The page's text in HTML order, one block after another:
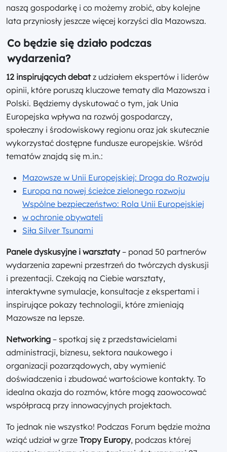
naszą gospodarkę i co możemy zrobić, aby kolejne
lata przyniosły jeszcze więcej korzyści dla Mazowsza.
Co będzie się działo podczas
wydarzenia?
12 inspirujących debatz udziałem ekspertów i liderów
opinii, które poruszą kluczowe tematy dla Mazowsza i
Polski. Będziemy dyskutować o tym, jak Unia
Europejska wpływa na rozwój gospodarczy,
społeczny i środowiskowy regionu oraz jak skutecznie
wykorzystać dostępne fundusze europejskie. Wśród
tematów znajdą się m.in.:
Mazowsze w Unii Europejskiej: Droga do Rozwoju
Europa na nowej ścieżce zielonego rozwoju
Wspólne bezpieczeństwo: Rola Unii Europejskiej
w ochronie obywateli
Siła Silver Tsunami
Panele dyskusyjne i warsztaty– ponad 50 partnerów
wydarzenia zapewni przestrzeń do twórczych dyskusji
i prezentacji. Czekają na Ciebie warsztaty,
interaktywne symulacje, konsultacje z ekspertami i
inspirujące pokazy technologii, które zmieniają
Mazowsze na lepsze.
Networking – spotkaj się z przedstawicielami
administracji, biznesu, sektora naukowego i
organizacji pozarządowych, aby wymienić
doświadczenia i zbudować wartościowe kontakty. To
idealna okazja do rozmów, które mogą zaowocować
współpracą przy innowacyjnych projektach.
To jednak nie wszystko! Podczas Forum będzie można
wziąć udział w grze Tropy Europy, podczas której